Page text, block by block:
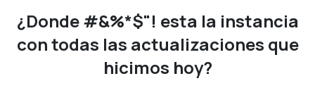
¿Donde #&%*$"! esta la instancia
con todas las actualizaciones que
hicimos hoy?